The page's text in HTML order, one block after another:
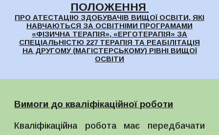
ПОЛОЖЕННЯ
ПРО АТЕСТАЦІЮ ЗДОБУВАЧІВ ВИЩОЇ ОСВІТИ, ЯКІ
НАВЧАЮТЬСЯ ЗА ОСВІТНІМИ ПРОГРАМАМИ
«ФІЗИЧНА ТЕРАПІЯ», «ЕРГОТЕРАПІЯ» ЗА
СПЕЦІАЛЬНІСТЮ 227 ТЕРАПІЯ ТА РЕАБІЛІТАЦІЯ
НА ДРУГОМУ (МАГІСТЕРСЬКОМУ) РІВНІ ВИЩОЇ
ОСВІТИ
Вимоги до кваліфікаційної роботи
Кваліфікаційна робота має передбачати